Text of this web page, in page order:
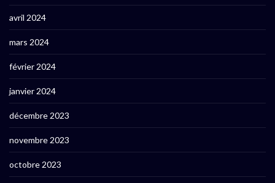
avril 2024
mars 2024
février 2024
janvier 2024
décembre 2023
novembre 2023
octobre 2023